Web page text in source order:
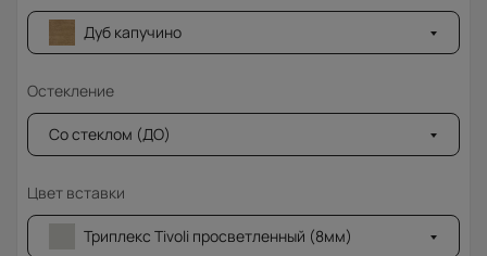
Дуб капучино
Остекление
Со стеклом (ДО)
Цвет вставки
Триплекс Tivoli просветленный (8мм)